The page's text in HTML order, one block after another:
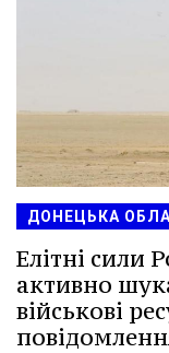
ДОНЕЦЬКА
Елітні сили
активно
військові